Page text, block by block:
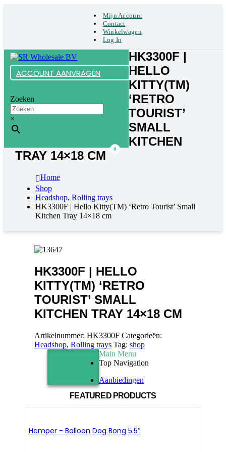
Mijn Account
Contact
Winkelwagen
Log In
ACCOUNT AANVRAGEN
Zoeken
×
0
HK3300F |
HELLO
KITTY(TM)
‘RETRO
TOURIST’
SMALL
KITCHEN
TRAY 14×18 CM
Home
Shop
Headshop, Rolling trays
HK3300F | Hello Kitty(TM) ‘Retro Tourist’ Small
Kitchen Tray 14×18 cm
HK3300F | HELLO
KITTY(TM) ‘RETRO
TOURIST’ SMALL
KITCHEN TRAY 14×18 CM
Artikelnummer:HK3300F Categorieën:
Headshop,Rolling trays Tag:shop
FEATURED PRODUCTS
Hemper - Balloon Dog Bong 5.5″
Main Menu
Top Navigation
Aanbiedingen